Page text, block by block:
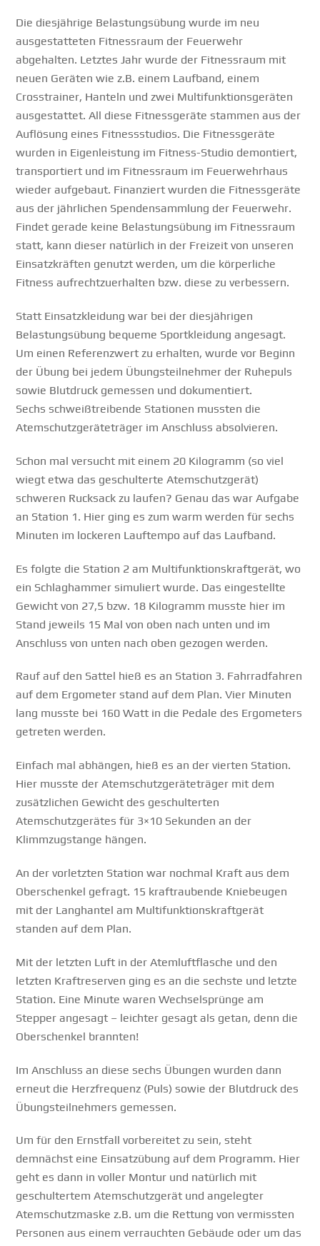
Die diesjährige Belastungsübung wurde im neu
ausgestatteten Fitnessraum der Feuerwehr
abgehalten. Letztes Jahr wurde der Fitnessraum mit
neuen Geräten wie z.B. einem Laufband, einem
Crosstrainer, Hanteln und zwei Multifunktionsgeräten
ausgestattet. All diese Fitnessgeräte stammen aus der
Auflösung eines Fitnessstudios. Die Fitnessgeräte
wurden in Eigenleistung im Fitness-Studio demontiert,
transportiert und im Fitnessraum im Feuerwehrhaus
wieder aufgebaut. Finanziert wurden die Fitnessgeräte
aus der jährlichen Spendensammlung der Feuerwehr.
Findet gerade keine Belastungsübung im Fitnessraum
statt, kann dieser natürlich in der Freizeit von unseren
Einsatzkräften genutzt werden, um die körperliche
Fitness aufrechtzuerhalten bzw. diese zu verbessern.
Statt Einsatzkleidung war bei der diesjährigen
Belastungsübung bequeme Sportkleidung angesagt.
Um einen Referenzwert zu erhalten, wurde vor Beginn
der Übung bei jedem Übungsteilnehmer der Ruhepuls
sowie Blutdruck gemessen und dokumentiert.
Sechs schweißtreibende Stationen mussten die
Atemschutzgeräteträger im Anschluss absolvieren.
Schon mal versucht mit einem 20 Kilogramm (so viel
wiegt etwa das geschulterte Atemschutzgerät)
schweren Rucksack zu laufen? Genau das war Aufgabe
an Station 1. Hier ging es zum warm werden für sechs
Minuten im lockeren Lauftempo auf das Laufband.
Es folgte die Station 2 am Multifunktionskraftgerät, wo
ein Schlaghammer simuliert wurde. Das eingestellte
Gewicht von 27,5 bzw. 18 Kilogramm musste hier im
Stand jeweils 15 Mal von oben nach unten und im
Anschluss von unten nach oben gezogen werden.
Rauf auf den Sattel hieß es an Station 3. Fahrradfahren
auf dem Ergometer stand auf dem Plan. Vier Minuten
lang musste bei 160 Watt in die Pedale des Ergometers
getreten werden.
Einfach mal abhängen, hieß es an der vierten Station.
Hier musste der Atemschutzgeräteträger mit dem
zusätzlichen Gewicht des geschulterten
Atemschutzgerätes für 3×10 Sekunden an der
Klimmzugstange hängen.
An der vorletzten Station war nochmal Kraft aus dem
Oberschenkel gefragt. 15 kraftraubende Kniebeugen
mit der Langhantel am Multifunktionskraftgerät
standen auf dem Plan.
Mit der letzten Luft in der Atemluftflasche und den
letzten Kraftreserven ging es an die sechste und letzte
Station. Eine Minute waren Wechselsprünge am
Stepper angesagt – leichter gesagt als getan, denn die
Oberschenkel brannten!
Im Anschluss an diese sechs Übungen wurden dann
erneut die Herzfrequenz (Puls) sowie der Blutdruck des
Übungsteilnehmers gemessen.
Um für den Ernstfall vorbereitet zu sein, steht
demnächst eine Einsatzübung auf dem Programm. Hier
geht es dann in voller Montur und natürlich mit
geschultertem Atemschutzgerät und angelegter
Atemschutzmaske z.B. um die Rettung von vermissten
Personen aus einem verrauchten Gebäude oder um das